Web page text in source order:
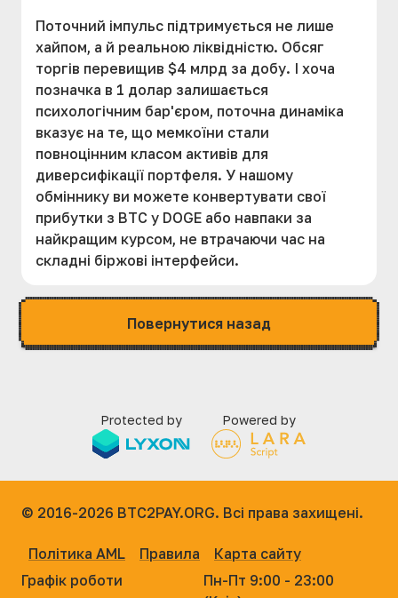
Поточний імпульс підтримується не лише
хайпом, а й реальною ліквідністю. Обсяг
торгів перевищив $4 млрд за добу. І хоча
позначка в 1 долар залишається
психологічним бар'єром, поточна динаміка
вказує на те, що мемкоїни стали
повноцінним класом активів для
диверсифікації портфеля. У нашому
обміннику ви можете конвертувати свої
прибутки з BTC у DOGE або навпаки за
найкращим курсом, не втрачаючи час на
складні біржові інтерфейси.
Повернутися назад
Protected by Powered by
© 2016-2026 BTC2PAY.ORG. Всі права захищені.
Політика AML Правила
Карта сайту
Графік роботи
Пн-Пт 9:00 - 23:00